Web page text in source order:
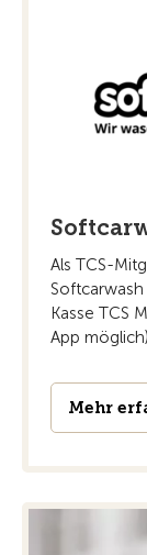
Als TCS-
Kasse TCS
App
Mehr